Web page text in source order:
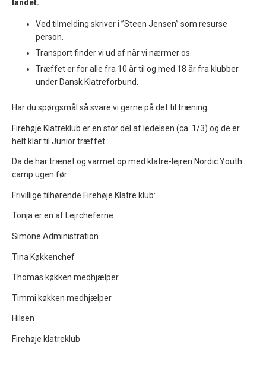
landet.
Ved tilmelding skriver i ”Steen Jensen” som resurse
person.
Transport finder vi ud af når vi nærmer os.
Træffet er for alle fra 10 år til og med 18 år fra klubber
under Dansk Klatreforbund.
Har du spørgsmål så svare vi gerne på det til træning.
Firehøje Klatreklub er en stor del af ledelsen (ca. 1/3) og de er
helt klar til Junior træffet.
Da de har trænet og varmet op med klatre-lejren Nordic Youth
camp ugen før.
Frivillige tilhørende Firehøje Klatre klub:
Tonja er en af Lejrcheferne
Simone Administration
Tina Køkkenchef
Thomas køkken medhjælper
Timmi køkken medhjælper
Hilsen
Firehøje klatreklub